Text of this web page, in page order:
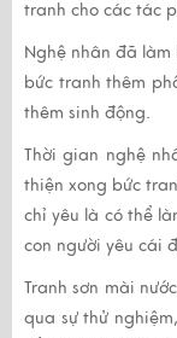
tranh cho các tác
Nghệ nhân đã
bức tranh thêm
thêm sinh động.
Thời gian nghệ
thiện xong bức
chỉ yêu là có thể
con người yêu cái
Tranh sơn mài
qua sự thử